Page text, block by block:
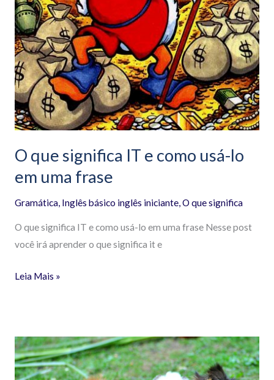
O que significa IT e como usá-lo
em uma frase
Gramática, Inglês básico inglês iniciante,O que significa
O que significa IT e como usá-lo em uma frase Nesse post
você irá aprender o que significa it e
Leia Mais »
Diferenças
Entre